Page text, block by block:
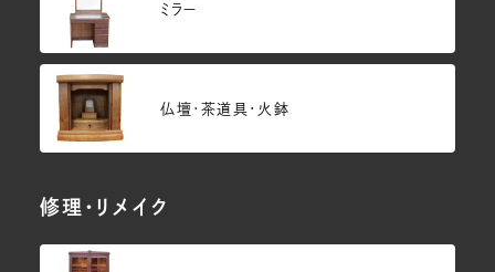
ミラー
仏壇･茶道具・火鉢
修理・リメイク